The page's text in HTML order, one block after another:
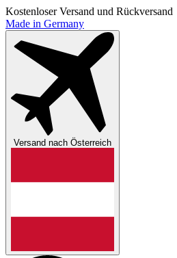
Kostenloser Versand und Rückversand
Made in Germany
Versand nach Österreich